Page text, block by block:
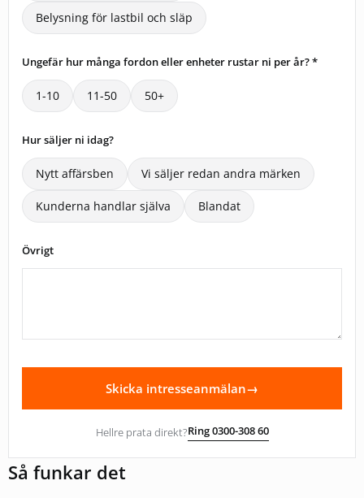
Belysning för lastbil och släp
Ungefär hur många fordon eller enheter rustar ni per år? *
1-10 11-50 50+
Hur säljer ni idag?
Nytt affärsben Vi säljer redan andra märken
Kunderna handlar själva Blandat
Övrigt
Skicka intresseanmälan→
Hellre prata direkt?Ring 0300-308 60
Så funkar det